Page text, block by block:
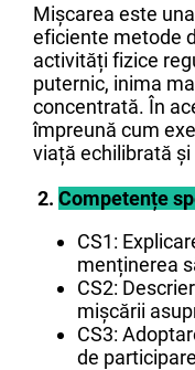
Mișcarea este
eficiente metode
activități fizice
puternic, inima
concentrată. În
împreună cum
viață echilibrată
2. Competențe
CS1:
menținerea
CS2:
mișcării
CS3:
de